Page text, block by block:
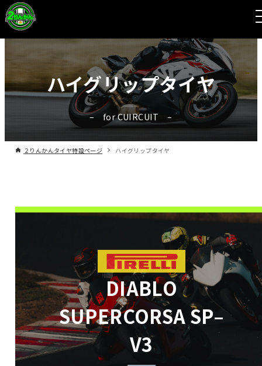
ハイグリップタイヤ
for CUIRCUIT
２りんかんタイヤ特設ページ ハイグリップタイヤ
DIABLO
SUPERCORSA SP–
V3